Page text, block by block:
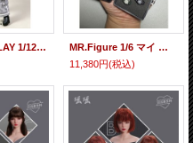
GOOMOO PLAY 1/12 女性フィギュア用 コンバットウェア セット GM-N-002 *予約
MR.Figure 1/6 マイ ウォッチ コンプリート セット MR-AF02 *予約
11,380円(税込)